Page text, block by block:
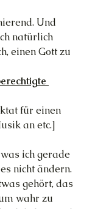
Und
natürlich
einen Gott zu
für einen
an etc.]
ich gerade
nicht ändern.
gehört, das
wahr zu